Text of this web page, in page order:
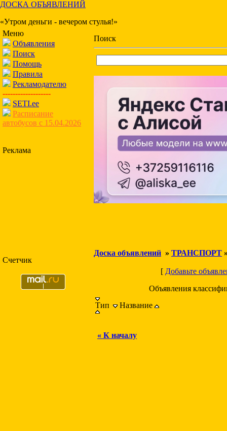
ДОСКА ОБЪЯВЛЕНИЙ
«Утром деньги - вечером стулья!»
Меню
Объявления
Поиск
Помощь
Правила
Рекламодателю
-------------------
SETI.ee
Расписание
автобусов с 15.04.2026
Реклама
Счетчик
Поиск
Доска объявлений » ТРАНСПОРТ
[ Добавьте
Объявления
Тип
Название
« К началу